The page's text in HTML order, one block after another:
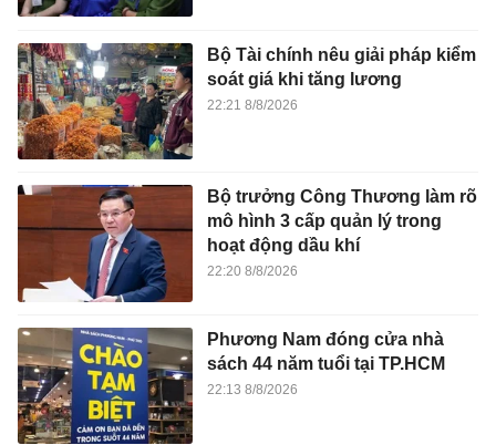
Bộ Tài chính nêu giải pháp kiểm
soát giá khi tăng lương
22:21 8/8/2026
Bộ trưởng Công Thương làm rõ
mô hình 3 cấp quản lý trong
hoạt động dầu khí
22:20 8/8/2026
Phương Nam đóng cửa nhà
sách 44 năm tuổi tại TP.HCM
22:13 8/8/2026